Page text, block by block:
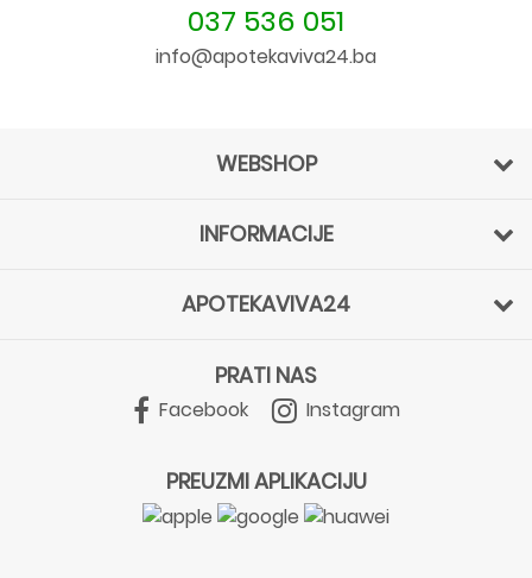
037 536 051
info@apotekaviva24.ba
WEBSHOP
INFORMACIJE
APOTEKAVIVA24
PRATI NAS
Facebook Instagram
PREUZMI APLIKACIJU